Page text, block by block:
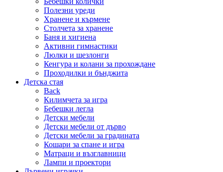
Полезни уреди
Хранене и кърмене
Столчета за хранене
Баня и хигиена
Активни гимнастики
Люлки и шезлонги
Кенгура и колани за прохождане
Проходилки и бънджита
Детска стая
Back
Килимчета за игра
Бебешки легла
Детски мебели
Детски мебели от дърво
Детски мебели за градината
Кошари за спане и игра
Матраци и възглавници
Лампи и проектори